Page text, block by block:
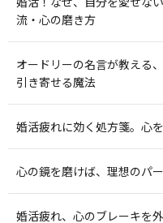
流・心の磨き方
オードリーの名言が教える
引き寄せる魔法
婚活疲れに効く処方箋。心
心の鏡を磨けば、理想のパ
婚活疲れ、心のブレーキを